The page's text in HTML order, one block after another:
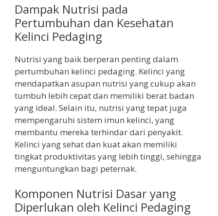
Dampak Nutrisi pada
Pertumbuhan dan Kesehatan
Kelinci Pedaging
Nutrisi yang baik berperan penting dalam
pertumbuhan kelinci pedaging. Kelinci yang
mendapatkan asupan nutrisi yang cukup akan
tumbuh lebih cepat dan memiliki berat badan
yang ideal. Selain itu, nutrisi yang tepat juga
mempengaruhi sistem imun kelinci, yang
membantu mereka terhindar dari penyakit.
Kelinci yang sehat dan kuat akan memiliki
tingkat produktivitas yang lebih tinggi, sehingga
menguntungkan bagi peternak.
Komponen Nutrisi Dasar yang
Diperlukan oleh Kelinci Pedaging